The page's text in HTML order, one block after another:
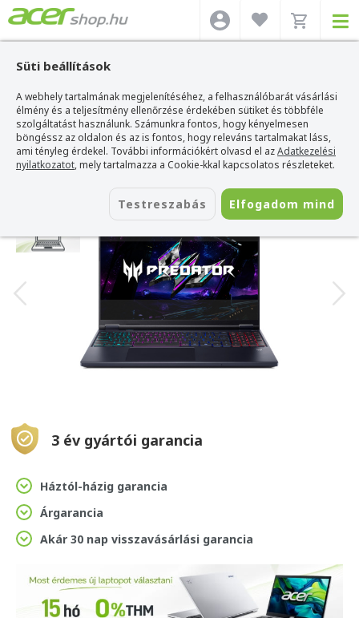
Süti beállítások
A webhely tartalmának megjelenítéséhez, a felhasználóbarát vásárlási
élmény és a teljesítmény ellenőrzése érdekében sütiket és többféle
szolgáltatást használunk. Számunkra fontos, hogy kényelmesen
böngéssz az oldalon és az is fontos, hogy releváns tartalmakat láss,
ami tényleg érdekel. További információkért olvasd el azAdatkezelési
nyilatkozatot, mely tartalmazza a Cookie-kkal kapcsolatos részleteket.
Testreszabás Elfogadom mind
Acer webshop>Acer laptop>Predator Helios >Acer Predator Helios Neo 16
AI - PHN16-I71-96TR
Acer Predator Helios Neo 16 AI -
PHN16-I71-96TR
Azonosító: NH.U45EU.004_WIN
3 év gyártói garancia
Háztól-házig garancia
Árgarancia
Akár 30 nap visszavásárlási garancia